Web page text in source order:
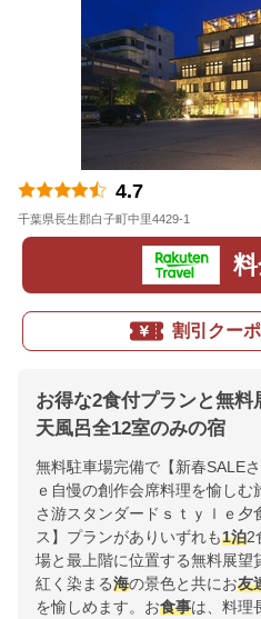
4.7
千葉県長生郡白子町中里4429-1
割引クー
お得な2食付プランと無料
天風呂全12室のみの宿
無料駐車場完備で【新春SALE
ｅ自慢の創作会席料理を愉しむ
さ游スタンダードｓｔｙｌｅ
ス】プランがありいずれも1泊2
場と最上階に位置する無料展望
紅く染まる海の景色と共にお友
を愉しめます。お食事は、料理